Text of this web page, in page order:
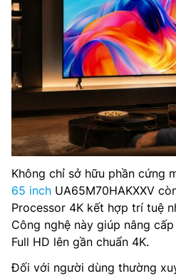
Không chỉ sở hữu phần cứng
65 inch UA65M70HAKXXV
Processor 4K kết hợp trí tuệ
Công nghệ này giúp nâng
Full HD lên gần chuẩn 4K.
Đối với người dùng thường